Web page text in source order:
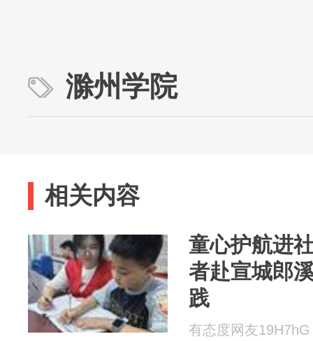
滁州学院
相关内容
童心护航进
者赴宣城郎
践
有态度网友